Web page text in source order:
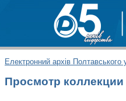
Електронний архів Полтавського
Просмотр коллекции